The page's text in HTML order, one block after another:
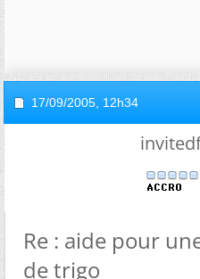
17/09/2005, 12h34
Re : aide pour
de trigo